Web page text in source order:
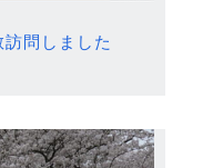
問しました